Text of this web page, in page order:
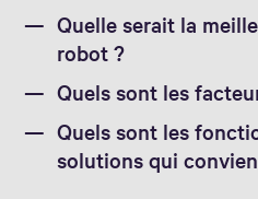
Quelle serait la
robot ?
Quels sont les
Quels sont les
solutions qui